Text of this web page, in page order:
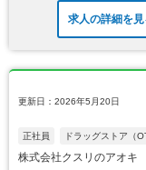
求人の詳細を見
更新日：2026年5月20日
正社員 ドラッグストア（
株式会社クスリのアオキ